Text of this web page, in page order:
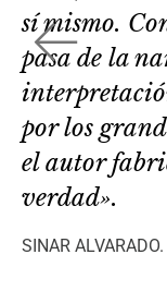
sí mismo.
pasa de la
por los
el autor
verdad».
SINAR